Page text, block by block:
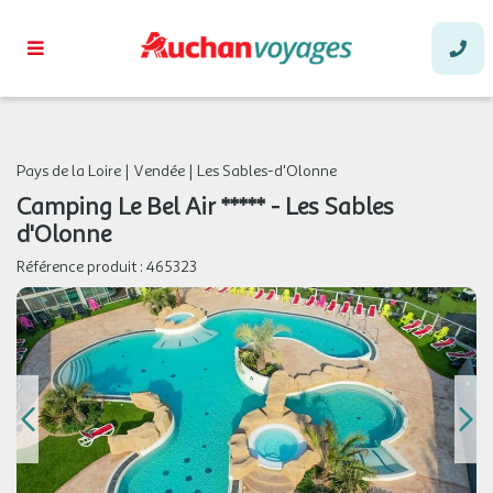
Pays de la Loire | Vendée | Les Sables-d'Olonne
Camping Le Bel Air ***** - Les Sables
d'Olonne
Référence produit : 465323